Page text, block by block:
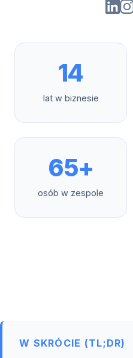
14
lat w biznesie
65+
osób w zespole
W SKRÓCIE (TL;DR)